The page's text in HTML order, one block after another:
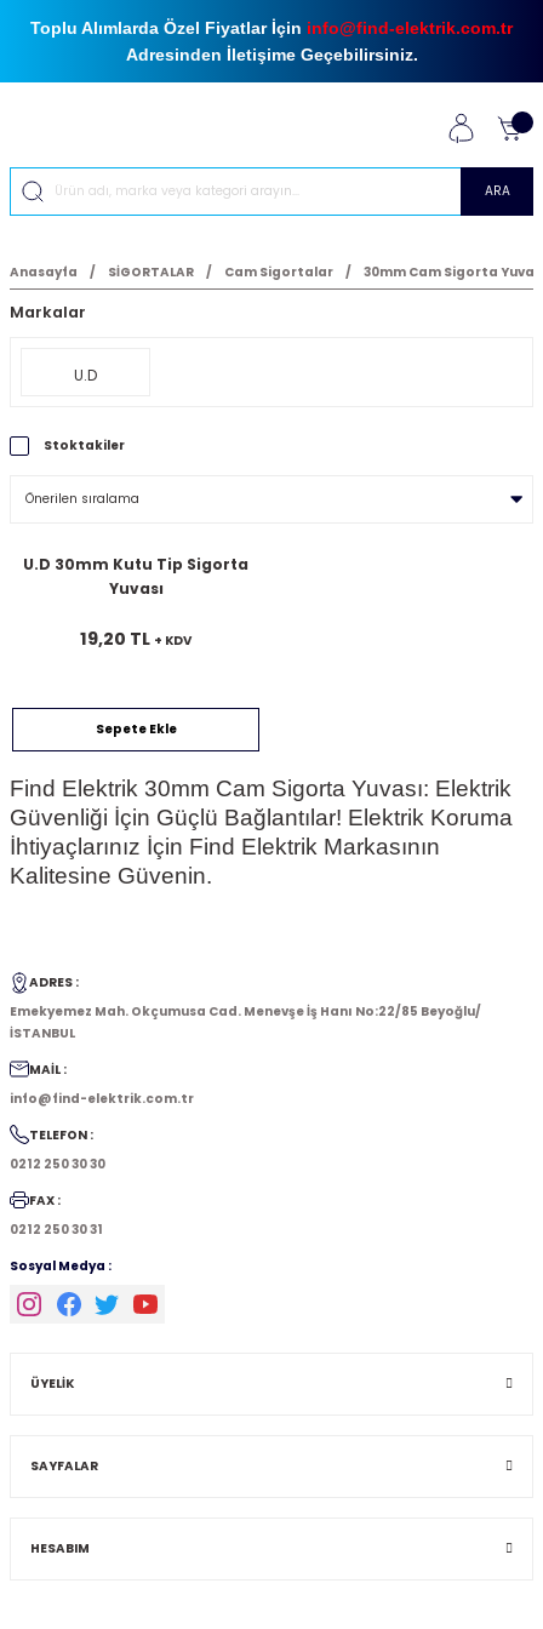
Toplu Alımlarda Özel Fiyatlar İçin info@find-elektrik.com.tr
Adresinden İletişime Geçebilirsiniz.
ARA
Anasayfa SİGORTALAR Cam Sigortalar 30mm Cam Sigorta
Markalar
U.D
Stoktakiler
U.D 30mm Kutu Tip Sigorta
Yuvası
19,20 TL + KDV
Sepete Ekle
Find Elektrik 30mm Cam Sigorta Yuvası: Elektrik
Güvenliği İçin Güçlü Bağlantılar! Elektrik Koruma
İhtiyaçlarınız İçin Find Elektrik Markasının
Kalitesine Güvenin.
ADRES :
Emekyemez Mah. Okçumusa Cad. Menevşe İş Hanı No:22/85 Beyoğlu/
İSTANBUL
MAİL :
info@find-elektrik.com.tr
TELEFON :
0212 250 30 30
FAX :
0212 250 30 31
Sosyal Medya :
ÜYELİK
SAYFALAR
HESABIM